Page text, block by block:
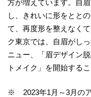
方が増えています。自
し、きれいに形をとと
て、再度形を整えなく
ク東京では、自眉がし
ニュー、「眉デザイン
トメイク」を開始する
※ 2023年1月～3月のア